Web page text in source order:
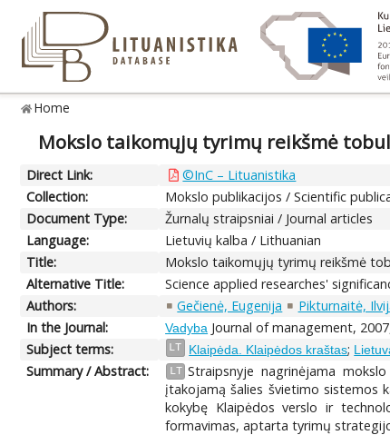
Home
Mokslo taikomųjų tyrimų reikšmė
Direct Link:
©InC – Lituanistika
Collection:
Mokslo publikacijos / Scientific
Document Type:
Žurnalų straipsniai / Journal articles
Language:
Lietuvių kalba / Lithuanian
Title:
Mokslo taikomųjų tyrimų reikšmė
Alternative Title:
Science applied researches'
Authors:
Gečienė, Eugenija
Pikturnaitė,
In the Journal:
Vadyba Journal of management,
Subject terms:
LT Klaipėda. Klaipėdos kraštas;
Summary / Abstract: LT Straipsnyje nagrinėjama
įtakojamą šalies švietimo sistemos
kokybę Klaipėdos verslo ir
formavimas, aptarta tyrimų